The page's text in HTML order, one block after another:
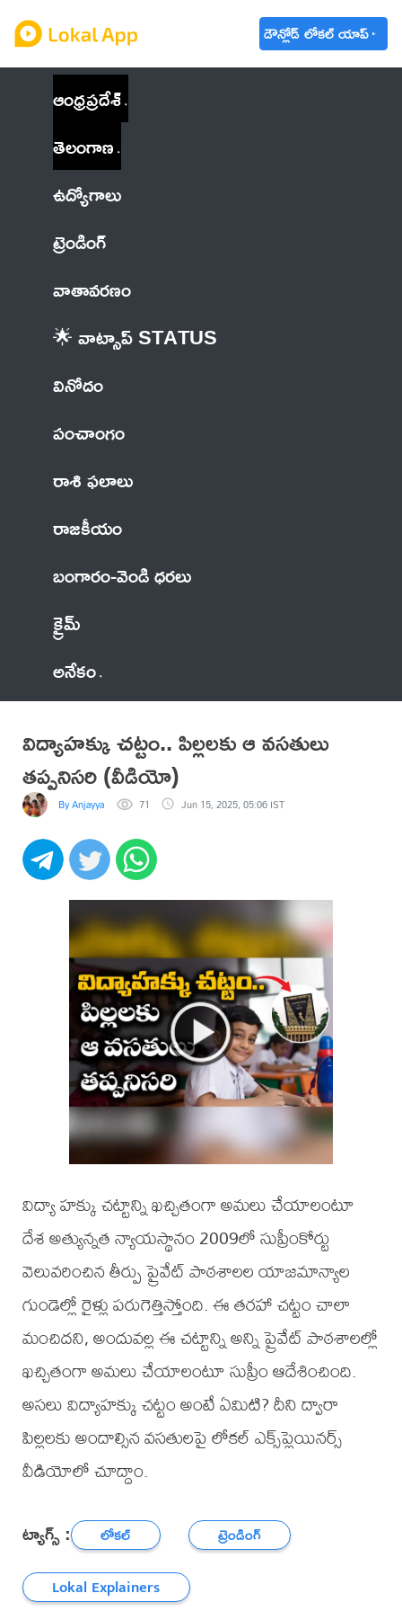
డౌన్లోడ్ లోకల్ యాప్
ఆంధ్రప్రదేశ్
తెలంగాణ
ఉద్యోగాలు
ట్రెండింగ్
వాతావరణం
🌟 వాట్సాప్ STATUS
వినోదం
పంచాంగం
రాశి ఫలాలు
రాజకీయం
బంగారం-వెండి ధరలు
క్రైమ్
అనేకం
విద్యాహక్కు చట్టం.. పిల్లలకు ఆ వసతులు
తప్పనిసరి (వీడియో)
By Anjayya 71 Jun 15, 2025, 05:06 IST
విద్యా హక్కు చట్టాన్ని ఖచ్చితంగా అమలు చేయాలంటూ
దేశ అత్యున్నత న్యాయస్థానం 2009లో సుప్రీంకోర్టు
వెలువరించిన తీర్పు ప్రైవేట్ పాఠశాలల యాజమాన్యాల
గుండెల్లో రైళ్లు పరుగెత్తిస్తోంది. ఈ తరహా చట్టం చాలా
మంచిదని, అందువల్ల ఈ చట్టాన్ని అన్ని ప్రైవేట్ పాఠశాలల్లో
ఖచ్చితంగా అమలు చేయాలంటూ సుప్రీం ఆదేశించింది.
అసలు విద్యాహక్కు చట్టం అంటే ఏమిటి? దీని ద్వారా
పిల్లలకు అందాల్సిన వసతులపై లోకల్ ఎక్స్‌ప్లెయినర్స్
వీడియోలో చూద్దాం.
ట్యాగ్స్ : లోకల్
ట్రెండింగ్
Lokal Explainers